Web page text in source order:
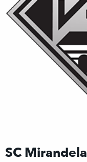
SC Mirandela